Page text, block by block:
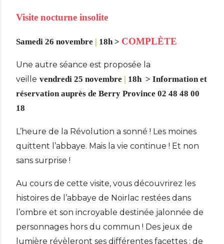
Visite nocturne insolite
Samedi 26 novembre | 18h > COMPLÈTE
Une autre séance est proposée la
veille vendredi 25 novembre
18h > Information et
réservation auprès de Berry Province 02 48 48 00
18
L’heure de la Révolution a sonné ! Les moines
quittent l’abbaye. Mais la vie continue ! Et non
sans surprise !
Au cours de cette visite, vous découvrirez les
histoires de l’abbaye de Noirlac restées dans
l’ombre et son incroyable destinée jalonnée de
personnages hors du commun ! Des jeux de
lumière révèleront ses différentes facettes : de